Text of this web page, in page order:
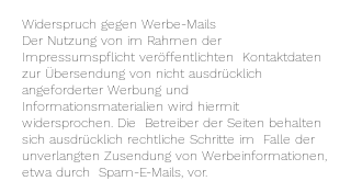
Widerspruch gegen Werbe-Mails
Der Nutzung von im Rahmen der
Impressumspflicht veröffentlichten Kontaktdaten
zur Übersendung von nicht ausdrücklich
angeforderter Werbung und
Informationsmaterialien wird hiermit
widersprochen. Die Betreiber der Seiten behalten
sich ausdrücklich rechtliche Schritte im Falle der
unverlangten Zusendung von Werbeinformationen,
etwa durch Spam-E-Mails, vor.